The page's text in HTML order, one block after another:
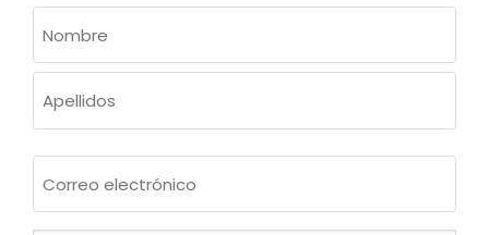
(OBLIGATORIO)
Nombre
electrónico